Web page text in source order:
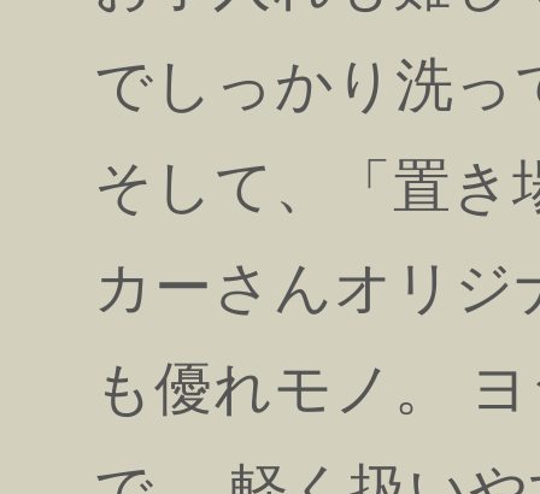
でしっかり洗っ
そして、「置き
カーさんオリ
も優れモノ。